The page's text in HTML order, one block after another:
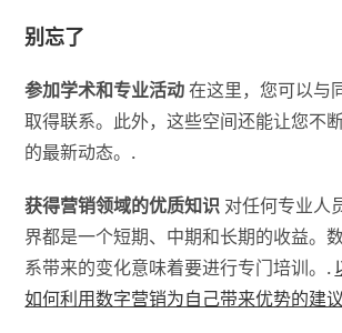
别忘了
参加学术和专业活动在这里，您可以与
取得联系。此外，这些空间还能让您不
的最新动态。.
获得营销领域的优质知识 对任何专业人
界都是一个短期、中期和长期的收益。
系带来的变化意味着要进行专门培训。.
如何利用数字营销为自己带来优势的建议